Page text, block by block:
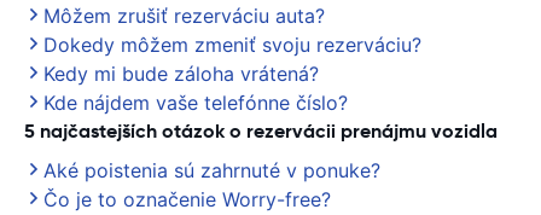
Môžem zrušiť rezerváciu auta?
Dokedy môžem zmeniť svoju rezerváciu?
Kedy mi bude záloha vrátená?
Kde nájdem vaše telefónne číslo?
5 najčastejších otázok o rezervácii prenájmu vozidla
Aké poistenia sú zahrnuté v ponuke?
Čo je to označenie Worry-free?